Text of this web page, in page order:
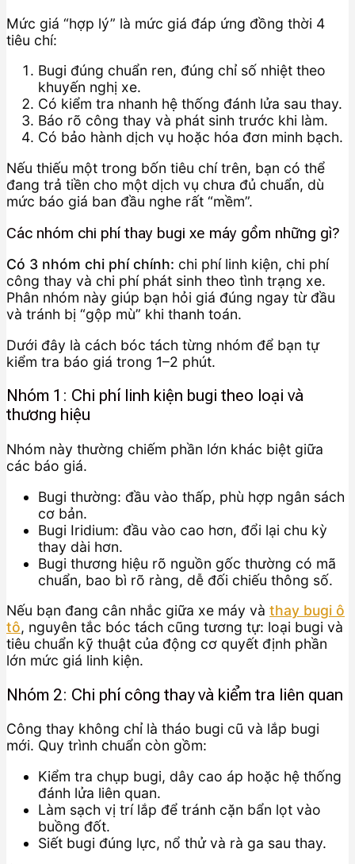
Mức giá “hợp lý” là mức giá đáp ứng đồng thời 4
tiêu chí:
Bugi đúng chuẩn ren, đúng chỉ số nhiệt theo
khuyến nghị xe.
Có kiểm tra nhanh hệ thống đánh lửa sau thay.
Báo rõ công thay và phát sinh trước khi làm.
Có bảo hành dịch vụ hoặc hóa đơn minh bạch.
Nếu thiếu một trong bốn tiêu chí trên, bạn có thể
đang trả tiền cho một dịch vụ chưa đủ chuẩn, dù
mức báo giá ban đầu nghe rất “mềm”.
Các nhóm chi phí thay bugi xe máy gồm những gì?
Có 3 nhóm chi phí chính: chi phí linh kiện, chi phí
công thay và chi phí phát sinh theo tình trạng xe.
Phân nhóm này giúp bạn hỏi giá đúng ngay từ đầu
và tránh bị “gộp mù” khi thanh toán.
Dưới đây là cách bóc tách từng nhóm để bạn tự
kiểm tra báo giá trong 1–2 phút.
Nhóm 1: Chi phí linh kiện bugi theo loại và
thương hiệu
Nhóm này thường chiếm phần lớn khác biệt giữa
các báo giá.
Bugi thường: đầu vào thấp, phù hợp ngân sách
cơ bản.
Bugi Iridium: đầu vào cao hơn, đổi lại chu kỳ
thay dài hơn.
Bugi thương hiệu rõ nguồn gốc thường có mã
chuẩn, bao bì rõ ràng, dễ đối chiếu thông số.
Nếu bạn đang cân nhắc giữa xe máy và thay bugi ô
tô, nguyên tắc bóc tách cũng tương tự: loại bugi và
tiêu chuẩn kỹ thuật của động cơ quyết định phần
lớn mức giá linh kiện.
Nhóm 2: Chi phí công thay và kiểm tra liên quan
Công thay không chỉ là tháo bugi cũ và lắp bugi
mới. Quy trình chuẩn còn gồm:
Kiểm tra chụp bugi, dây cao áp hoặc hệ thống
đánh lửa liên quan.
Làm sạch vị trí lắp để tránh cặn bẩn lọt vào
buồng đốt.
Siết bugi đúng lực, nổ thử và rà ga sau thay.